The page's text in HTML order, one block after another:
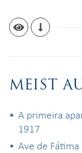
MEIST
A primeira
1917
Ave de Fátima